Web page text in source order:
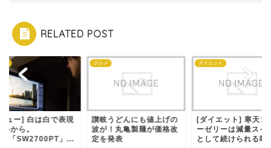
RELATED POST
グルメ
讃岐うどんにも値上げの
波が！丸亀製麺が価格改
定を発表
[ダイエット] 寒天コーヒ
ーゼリーは減量スイーツ
として続けられる味...
[レビュー
したいか
BenQ「